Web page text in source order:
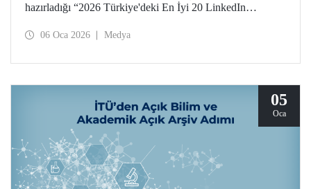
hazırladığı “2026 Türkiye'deki En İyi 20 LinkedIn
06 Oca 2026 Medya
05
Oca